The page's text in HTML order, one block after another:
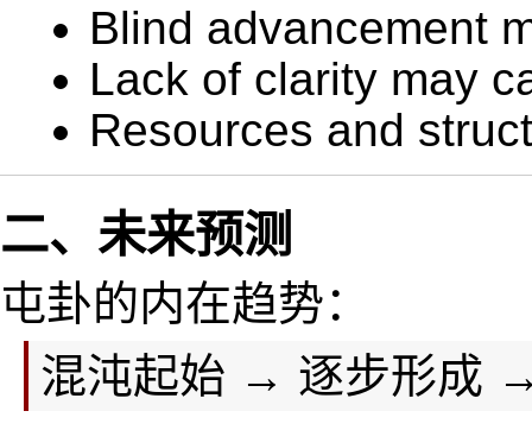
Blind advancement
Lack of clarity may
Resources and
二、未来预测
屯卦的内在趋势：
混沌起始 → 逐步形成